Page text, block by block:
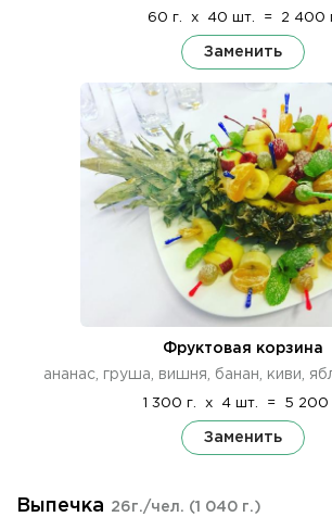
60 г. x 40 шт. = 2 400
Заменить
Фруктовая корзина
ананас, груша, вишня, банан, киви,
1 300 г. x 4 шт. = 5 200
Заменить
Выпечка 26г./чел. (1 040 г.)